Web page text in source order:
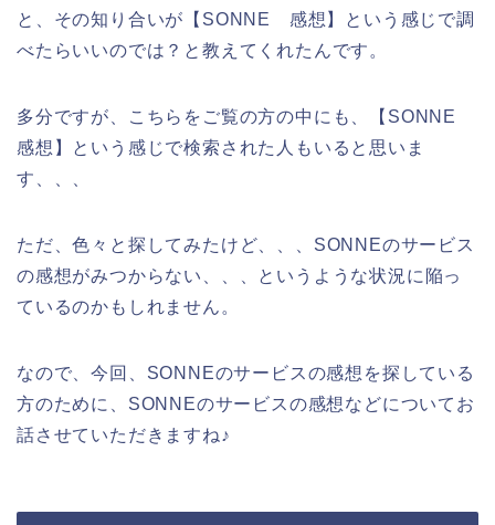
と、その知り合いが【SONNE 感想】という感じで調
べたらいいのでは？と教えてくれたんです。
多分ですが、こちらをご覧の方の中にも、【SONNE
感想】という感じで検索された人もいると思いま
す、、、
ただ、色々と探してみたけど、、、SONNEのサービス
の感想がみつからない、、、というような状況に陥っ
ているのかもしれません。
なので、今回、SONNEのサービスの感想を探している
方のために、SONNEのサービスの感想などについてお
話させていただきますね♪